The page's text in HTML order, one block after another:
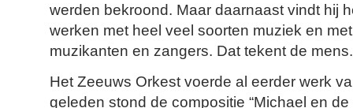
werden bekroond. Maar daarnaast vindt hij
werken met heel veel soorten muziek en
muzikanten en zangers. Dat tekent de mens.
Het Zeeuws Orkest voerde al eerder werk
geleden stond de compositie “Michael en de